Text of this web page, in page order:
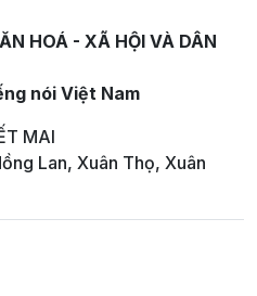
HOÁ - XÃ HỘI VÀ DÂN
nói Việt Nam
MAI
Lan, Xuân Thọ, Xuân